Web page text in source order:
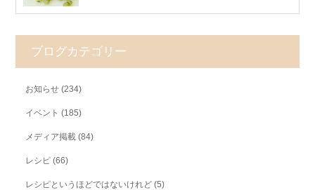
ブログカテゴリー
お知らせ (234)
イベント (185)
メディア掲載 (84)
レシピ (66)
レシピというほどではないけれど (5)